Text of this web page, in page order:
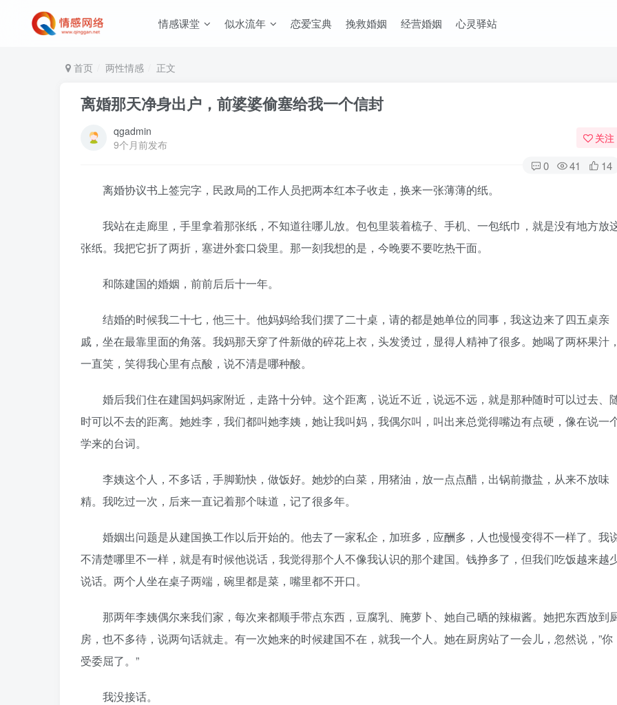
情感课堂 似水流年 恋爱宝典 挽救婚姻 经营婚姻 心灵驿站
首页 两性情感 正文
离婚那天净身出户，前婆婆偷塞给我一个信封
qgadmin
9个月前发布
关注
0 41 14
离婚协议书上签完字，民政局的工作人员把两本红本子收走，换来一张薄薄的纸。
我站在走廊里，手里拿着那张纸，不知道往哪儿放。包包里装着梳子、手机、一包纸巾，就是没有地方放
张纸。我把它折了两折，塞进外套口袋里。那一刻我想的是，今晚要不要吃热干面。
和陈建国的婚姻，前前后后十一年。
结婚的时候我二十七，他三十。他妈妈给我们摆了二十桌，请的都是她单位的同事，我这边来了四五桌亲
戚，坐在最靠里面的角落。我妈那天穿了件新做的碎花上衣，头发烫过，显得人精神了很多。她喝了两杯果汁
一直笑，笑得我心里有点酸，说不清是哪种酸。
婚后我们住在建国妈妈家附近，走路十分钟。这个距离，说近不近，说远不远，就是那种随时可以过去、
时可以不去的距离。她姓李，我们都叫她李姨，她让我叫妈，我偶尔叫，叫出来总觉得嘴边有点硬，像在说一
学来的台词。
李姨这个人，不多话，手脚勤快，做饭好。她炒的白菜，用猪油，放一点点醋，出锅前撒盐，从来不放味
精。我吃过一次，后来一直记着那个味道，记了很多年。
婚姻出问题是从建国换工作以后开始的。他去了一家私企，加班多，应酬多，人也慢慢变得不一样了。我
不清楚哪里不一样，就是有时候他说话，我觉得那个人不像我认识的那个建国。钱挣多了，但我们吃饭越来越
说话。两个人坐在桌子两端，碗里都是菜，嘴里都不开口。
那两年李姨偶尔来我们家，每次来都顺手带点东西，豆腐乳、腌萝卜、她自己晒的辣椒酱。她把东西放到
房，也不多待，说两句话就走。有一次她来的时候建国不在，就我一个人。她在厨房站了一会儿，忽然说，”你
受委屈了。”
我没接话。